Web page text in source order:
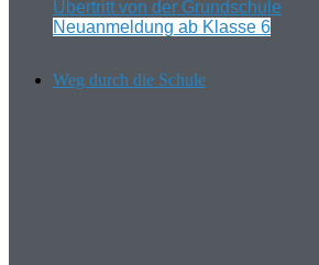
Übertritt von der Grundschule
Neuanmeldung ab Klasse 6
Weg durch die Schule